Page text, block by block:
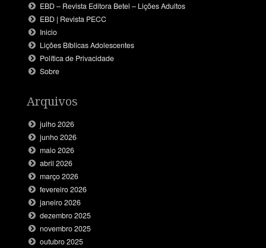
EBD – Revista Editora Betel – Lições Adultos
EBD | Revista PECC
Inicio
Lições Bíblicas Adolescentes
Política de Privacidade
Sobre
Arquivos
julho 2026
junho 2026
maio 2026
abril 2026
março 2026
fevereiro 2026
janeiro 2026
dezembro 2025
novembro 2025
outubro 2025